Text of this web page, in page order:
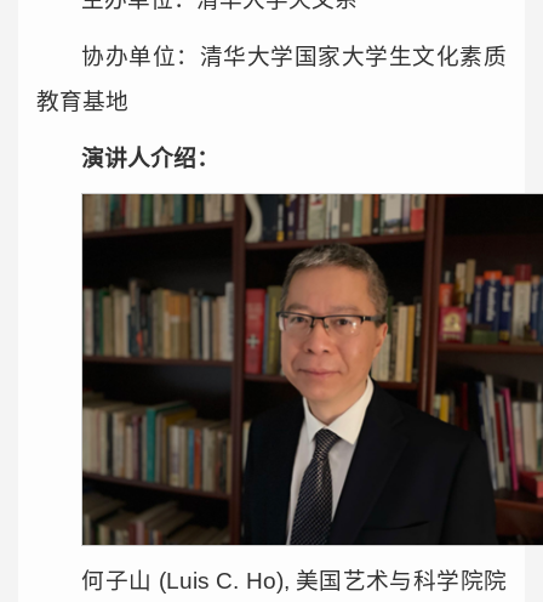
协办单位：清华大学国家大学生文化素质
教育基地
演讲人介绍：
何子山 (Luis C. Ho), 美国艺术与科学院院